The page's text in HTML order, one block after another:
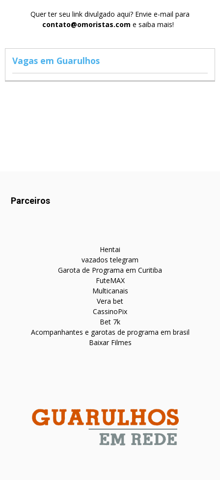
Quer ter seu link divulgado aqui? Envie e-mail para
contato@omoristas.com e saiba mais!
Vagas em Guarulhos
Parceiros
Hentai
vazados telegram
Garota de Programa em Curitiba
FuteMAX
Multicanais
Vera bet
CassinoPix
Bet 7k
Acompanhantes e garotas de programa em brasil
Baixar Filmes